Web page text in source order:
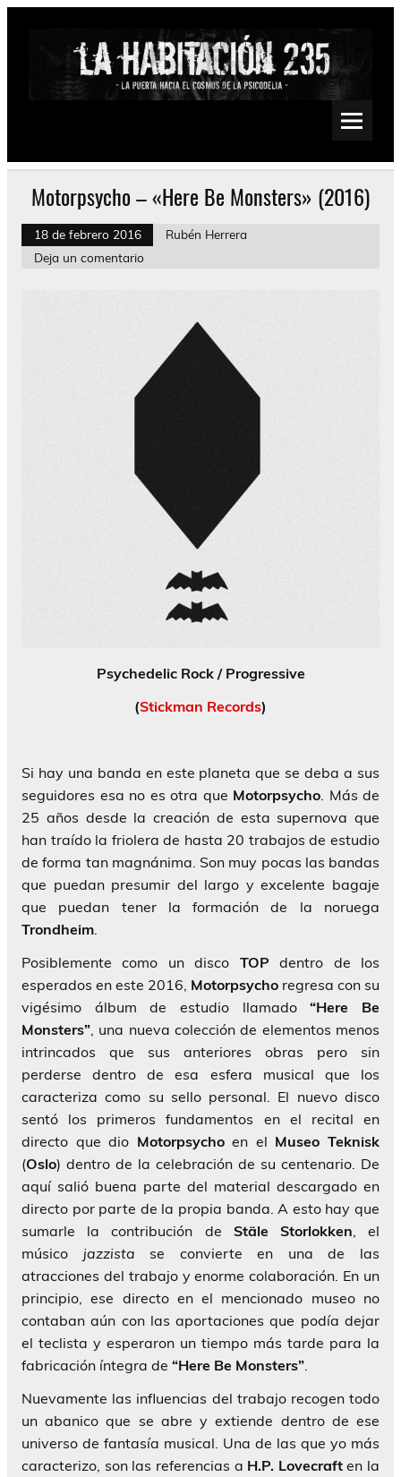
Saltar
Psychedelic, Stoner, Doom, Sludge, Fuzz, Space, Drone
Motorpsycho – «Here Be Monsters» (2016)
18 de febrero 2016
Rubén Herrera
Deja un comentario
Psychedelic Rock / Progressive
(Stickman Records)
Si hay una banda en este planeta que se deba a sus
seguidores esa no es otra que Motorpsycho. Más de
25 años desde la creación de esta supernova que
han traído la friolera de hasta 20 trabajos de estudio
de forma tan magnánima. Son muy pocas las bandas
que puedan presumir del largo y excelente bagaje
que puedan tener la formación de la noruega
Trondheim.
Posiblemente como un disco TOP dentro de los
esperados en este 2016, Motorpsycho regresa con su
vigésimo álbum de estudio llamado“Here Be
Monsters”, una nueva colección de elementos menos
intrincados que sus anteriores obras pero sin
perderse dentro de esa esfera musical que los
caracteriza como su sello personal. El nuevo disco
sentó los primeros fundamentos en el recital en
directo que dio Motorpsychoen el Museo Teknisk
(Oslo) dentro de la celebración de su centenario. De
aquí salió buena parte del material descargado en
directo por parte de la propia banda. A esto hay que
sumarle la contribución de Stäle Storlokken, el
músico jazzista se convierte en una de las
atracciones del trabajo y enorme colaboración. En un
principio, ese directo en el mencionado museo no
contaban aún con las aportaciones que podía dejar
el teclista y esperaron un tiempo más tarde para la
fabricación íntegra de “Here Be Monsters”.
Nuevamente las influencias del trabajo recogen todo
un abanico que se abre y extiende dentro de ese
universo de fantasía musical. Una de las que yo más
caracterizo, son las referencias a H.P. Lovecraften la